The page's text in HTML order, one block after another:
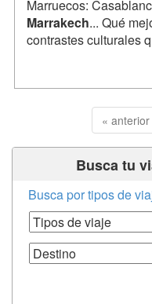
Marruecos:
Marrakech... Qué
contrastes culturales
« anterior
Busca tu
Busca por tipos de
Tipos de Viaje
Destino